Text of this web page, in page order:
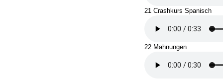
21 Crashkurs Spanisch
22 Mahnungen